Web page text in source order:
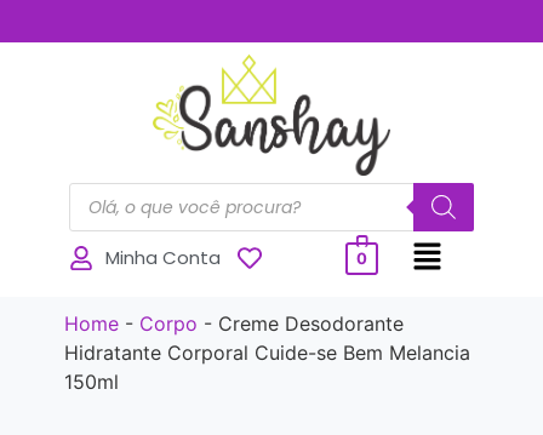
Minha Conta 0
Home- Corpo - Creme Desodorante
Hidratante Corporal Cuide-se Bem Melancia
150ml